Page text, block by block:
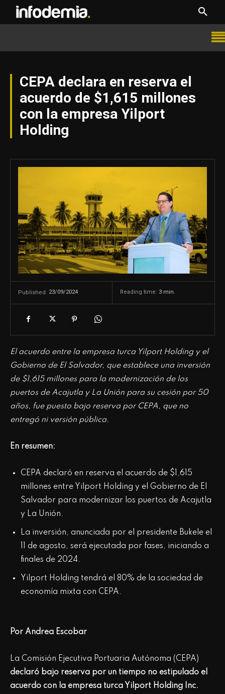
CEPA declara en reserva el
acuerdo de $1,615 millones
con la empresa Yilport
Holding
Published: 23/09/2024 Reading time: 3 min.
El acuerdo entre la empresa turca Yilport Holding y el
Gobierno de El Salvador, que establece una inversión
de $1,615 millones para la modernización de los
puertos de Acajutla y La Unión para su cesión por 50
años, fue puesto bajo reserva por CEPA, que no
entregó ni versión pública.
En resumen:
CEPA declaró en reserva el acuerdo de $1,615
millones entre Yilport Holding y el Gobierno de El
Salvador para modernizar los puertos de Acajutla
y La Unión.
La inversión, anunciada por el presidente Bukele el
11 de agosto, será ejecutada por fases, iniciando a
finales de 2024.
Yilport Holding tendrá el 80% de la sociedad de
economía mixta con CEPA.
Por Andrea Escobar
La Comisión Ejecutiva Portuaria Autónoma (CEPA)
declaró bajo reserva por un tiempo no estipulado el
acuerdo con la empresa turca Yilport Holding Inc.